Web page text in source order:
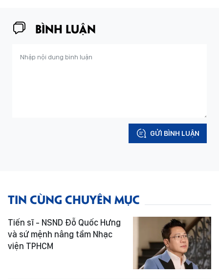
BÌNH LUẬN
GỬI BÌNH LUẬN
TIN CÙNG CHUYÊN MỤC
Tiến sĩ - NSND Đỗ Quốc Hưng
và sứ mệnh nâng tầm Nhạc
viện TPHCM